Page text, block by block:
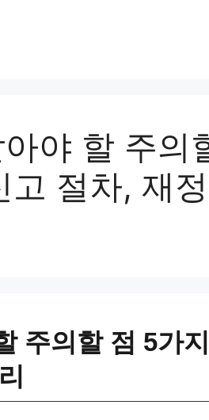
야 할 주의
절차, 재
주의할 점 5가